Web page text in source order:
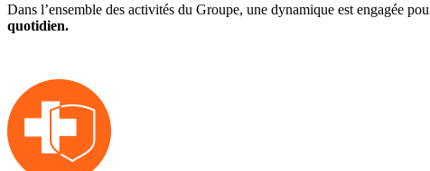
Dans l’ensemble des activités du Groupe, une dynamique est engagée
quotidien.